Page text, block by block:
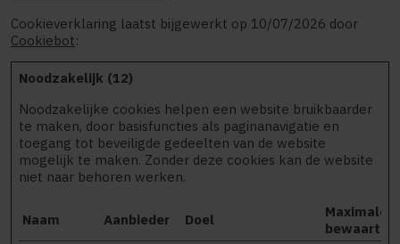
Cookieverklaring laatst bijgewerkt op 10/07/2026 door
Cookiebot:
Noodzakelijk (12)
Noodzakelijke cookies helpen een website bruikbaarder
te maken, door basisfuncties als paginanavigatie en
toegang tot beveiligde gedeelten van de website
mogelijk te maken. Zonder deze cookies kan de website
niet naar behoren werken.
Naam Aanbieder Doel
Maximale